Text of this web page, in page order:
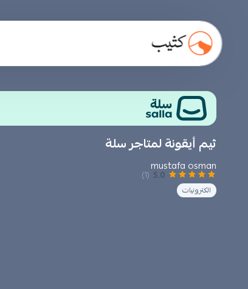
ثيم أيقونة لمتاجر سلة
mustafa osman
5.0
(1)
الكترونيات